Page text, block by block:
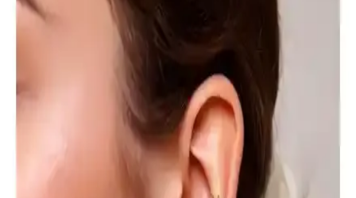
50'li kahverengi tonlarındaki lastik toka seti, dayanıklı ve elastik
yapısıyla saçlara zarar vermeden pratik kullanım sağlar. Günlük
şıklık ve fonksiyonellik sunar.
Monalisa TUKAA İnci Mandal Toka: Şık ve Pratik
Büyük Boy Saç Aksesuarı
Monalisa TUKAA İnci Mandal Toka, renkli desenleri ve inci
detaylarıyla şık, kullanışlı ve dayanıklı büyük boy saç aksesuarıdır.
Hafif yapısı ve güçlü tutuşu sayesinde saçlarınızı kolayca